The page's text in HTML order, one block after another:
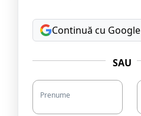
Continuă cu Google
SAU
Prenume